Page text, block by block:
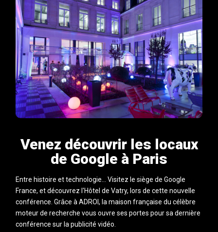
Venez découvrir les locaux
de Google à Paris
Entre histoire et technologie... Visitez le siège de Google
France, et découvrez l'Hôtel de Vatry, lors de cette nouvelle
conférence. Grâce à ADROI, la maison française du célèbre
moteur de recherche vous ouvre ses portes pour sa dernière
conférence sur la publicité vidéo.